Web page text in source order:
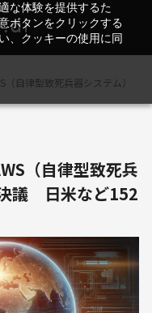
な体験を提供するた
ボタンをクリックする
、クッキーの使用に同
自律型致死兵器システム）
（自律型致死兵
議 日米など152